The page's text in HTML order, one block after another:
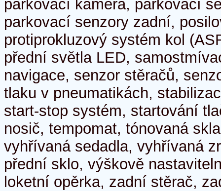
parkovací kamera, parkovací
parkovací senzory zadní,
protiprokluzový systém kol
přední světla LED,
navigace, senzor stěračů,
tlaku v pneumatikách,
start-stop systém, startování
nosič, tempomat, tónovaná
vyhřívaná sedadla, vyhřívaná
přední sklo, výškově
loketní opěrka, zadní stěrač,